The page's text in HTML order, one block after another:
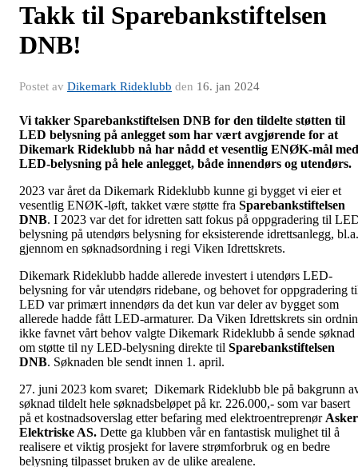
Takk til Sparebankstiftelsen
DNB!
Postet av Dikemark Rideklubb den 16. jan 2024
Vi takker Sparebankstiftelsen DNB for den tildelte støtten til
LED belysning på anlegget som har vært avgjørende for at
Dikemark Rideklubb nå har nådd et vesentlig ENØK-mål med
LED-belysning på hele anlegget, både innendørs og utendørs.
2023 var året da Dikemark Rideklubb kunne gi bygget vi eier et
vesentlig ENØK-løft, takket være støtte fra Sparebankstiftelsen
DNB. I 2023 var det for idretten satt fokus på oppgradering til
belysning på utendørs belysning for eksisterende idrettsanlegg, bl.a.
gjennom en søknadsordning i regi Viken Idrettskrets.
Dikemark Rideklubb hadde allerede investert i utendørs LED-
belysning for vår utendørs ridebane, og behovet for oppgradering
LED var primært innendørs da det kun var deler av bygget som
allerede hadde fått LED-armaturer. Da Viken Idrettskrets sin
ikke favnet vårt behov valgte Dikemark Rideklubb å sende søknad
om støtte til ny LED-belysning direkte til Sparebankstiftelsen
DNB. Søknaden ble sendt innen 1. april.
27. juni 2023 kom svaret; Dikemark Rideklubb ble på bakgrunn
søknad tildelt hele søknadsbeløpet på kr. 226.000,- som var basert
på et kostnadsoverslag etter befaring med elektroentreprenør Asker
Elektriske AS. Dette ga klubben vår en fantastisk mulighet til å
realisere et viktig prosjekt for lavere strømforbruk og en bedre
belysning tilpasset bruken av de ulike arealene.